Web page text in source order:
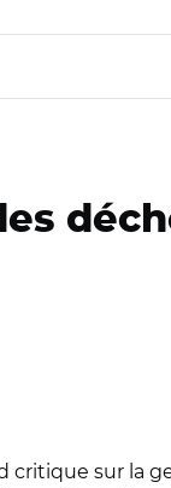
sur la